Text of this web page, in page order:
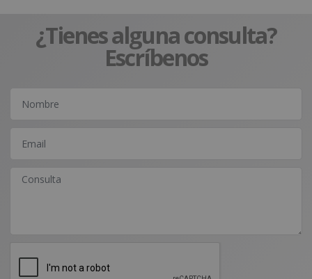
¿Tienes alguna consulta?
Escríbenos